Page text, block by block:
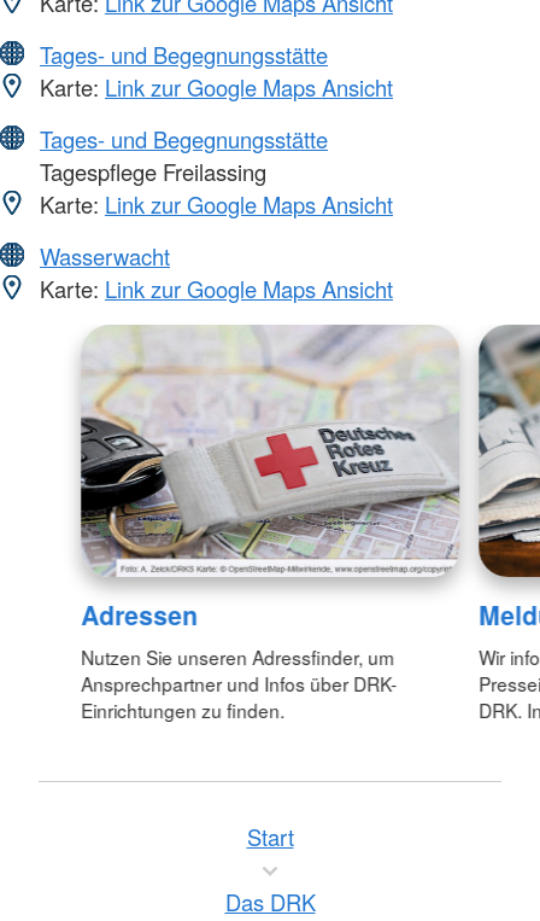
Tages- und Begegnungsstätte
Karte: Link zur Google Maps Ansicht
Tages- und Begegnungsstätte
Tagespflege Freilassing
Karte: Link zur Google Maps Ansicht
Wasserwacht
Karte: Link zur Google Maps Ansicht
Adressen
Nutzen Sie unseren Adressfinder, um
Ansprechpartner und Infos über DRK-
Einrichtungen zu finden.
Wir
DRK.
Start
Das DRK